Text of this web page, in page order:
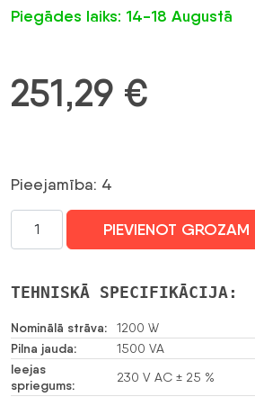
Piegādes laiks: 14-18 Augustā
251,29 €
Pieejamība: 4
UPS
AKUMULATORS
UPS1500S-
1500 VA
EAST
daudzums
PIEVIENOT GROZAM
TEHNISKĀ SPECIFIKĀCIJA:
Nominālā strāva: 1200 W
Pilna jauda: 1500 VA
Ieejas
spriegums:
230 V AC ± 25 %